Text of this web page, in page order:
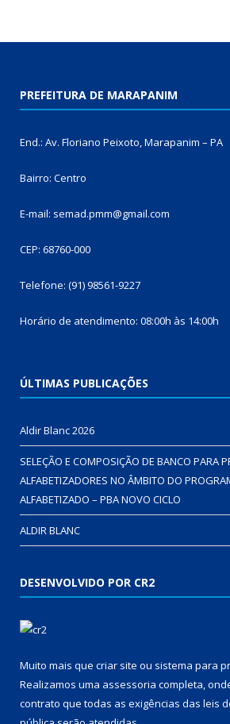
PREFEITURA DE MARAPANIM
End.: Av. Floriano Peixoto, Marapanim – PA
Bairro: Centro
E-mail: semad.pmm@gmail.com
CEP: 68760-000
Telefone: (91) 98561-9227
Horário de atendimento: 08:00h às 14:00h
ÚLTIMAS PUBLICAÇÕES
Aldir Blanc 2026
SELEÇÃO E COMPOSIÇÃO DE BANCO PARA
ALFABETIZADORES NO ÂMBITO DO
ALFABETIZADO – PBA NOVO CICLO
ALDIR BLANC
DESENVOLVIDO POR CR2
Muito mais que criar site ou sistema para
Realizamos uma assessoria completa,
contrato que todas as exigências das leis